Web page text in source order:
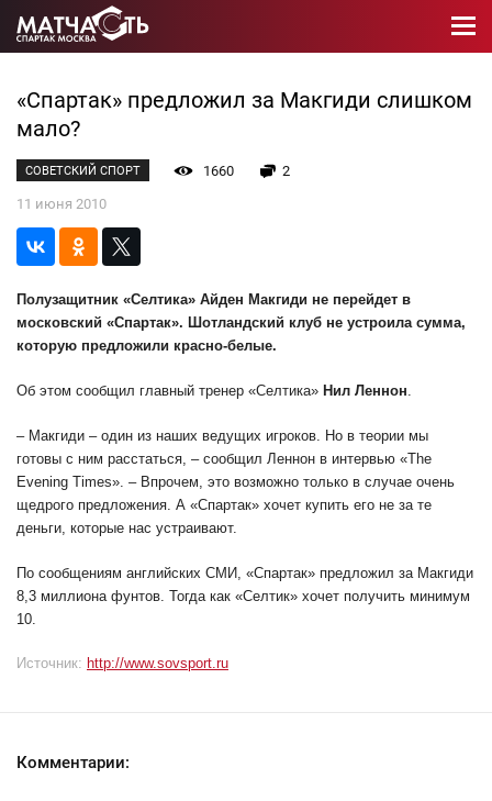
«Спартак» предложил за Макгиди слишком
мало?
СОВЕТСКИЙ СПОРТ 1660
2
11 июня 2010
Полузащитник «Селтика» Айден Макгиди не перейдет в
московский «Спартак». Шотландский клуб не устроила сумма,
которую предложили красно-белые.
Об этом сообщил главный тренер «Селтика» Нил Леннон.
– Макгиди – один из наших ведущих игроков. Но в теории мы
готовы с ним расстаться, – сообщил Леннон в интервью «The
Evening Times». – Впрочем, это возможно только в случае очень
щедрого предложения. А «Спартак» хочет купить его не за те
деньги, которые нас устраивают.
По сообщениям английских СМИ, «Спартак» предложил за Макгиди
8,3 миллиона фунтов. Тогда как «Селтик» хочет получить минимум
10.
Источник: http://www.sovsport.ru
Комментарии: